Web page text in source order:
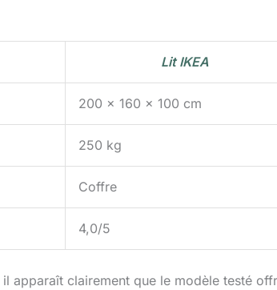
Lit IKEA
200 x 160 x 100 cm
250 kg
Coffre
4,0/5
apparaît clairement que le modèle testé